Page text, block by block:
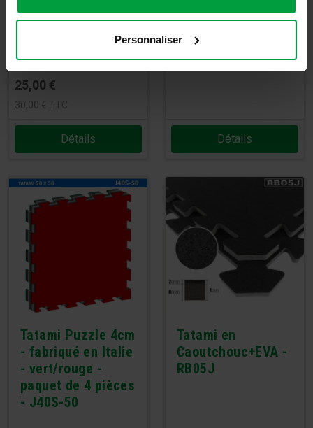
Personnaliser
Tatami en
Caoutchouc+EVA -
25,00 €
30,00 € TTC
Détails
Gazon synthétique
- Puzzle
aggloméré
Détails
Tatami Puzzle 4cm
- fabriqué en Italie
- vert/rouge -
paquet de 4 pièces
- J40S-50
Tatami en
Caoutchouc+EVA -
RB05J